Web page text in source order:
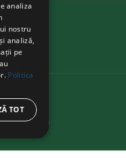
Mureș
analiza
nostru
analiză,
pe
Politica
TOT